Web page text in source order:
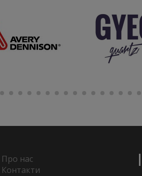
Про нас
Контакти